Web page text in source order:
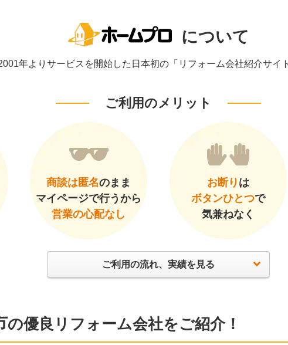
について
年よりサービスを開始した日本初の「リフォーム会社紹介サイ
ご利用のメリット
商談は匿名のまま
マイページで行うから
営業の心配なし
お断り は
ボタンひとつで
気兼ねなく
ご利用の流れ、実績を見る
の優良リフォーム会社をご紹介！